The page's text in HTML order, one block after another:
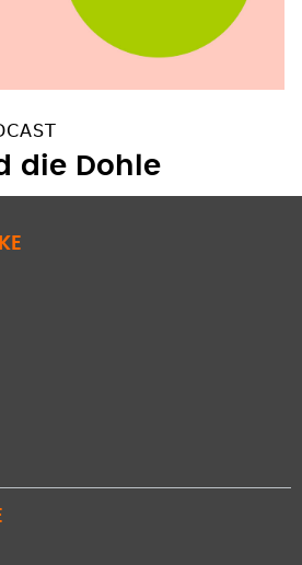
die Dohle